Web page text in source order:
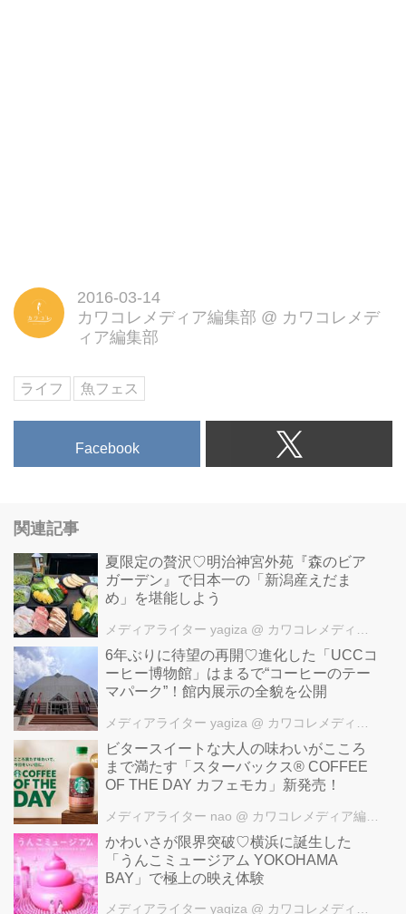
2016-03-14
カワコレメディア編集部 @ カワコレメデ
ィア編集部
ライフ 魚フェス
Facebook
関連記事
夏限定の贅沢♡明治神宮外苑『森のビア
ガーデン』で日本一の「新潟産えだま
め」を堪能しよう
メディアライター yagiza @ カワコレメディア編集部
6年ぶりに待望の再開♡進化した「UCCコ
ーヒー博物館」はまるで“コーヒーのテー
マパーク”！館内展示の全貌を公開
メディアライター yagiza @ カワコレメディア編集部
ビタースイートな大人の味わいがこころ
まで満たす「スターバックス® COFFEE
OF THE DAY カフェモカ」新発売！
メディアライター nao @ カワコレメディア編集部
かわいさが限界突破♡横浜に誕生した
「うんこミュージアム YOKOHAMA
BAY」で極上の映え体験
メディアライター yagiza @ カワコレメディア編集部